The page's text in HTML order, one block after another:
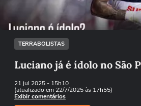
TERRABOLISTAS
Luciano já é ídolo no São
21 jul 2025- 15h10
(atualizado em 22/7/2025 às 17h55)
Exibir comentários